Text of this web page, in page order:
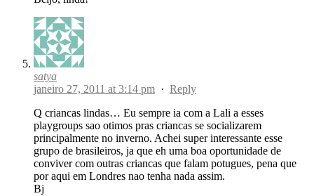
satya
janeiro 27, 2011 at 3:14 pm · Reply
Q criancas lindas… Eu sempre ia com a Lali a esses
playgroups sao otimos pras criancas se socializarem
principalmente no inverno. Achei super interessante esse
grupo de brasileiros, ja que eh uma boa oportunidade de
conviver com outras criancas que falam potugues, pena que
por aqui em Londres nao tenha nada assim.
Bj